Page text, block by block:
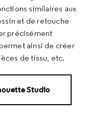
similaires aux
et de retouche
précisément
ainsi de créer
de tissu, etc.
Studio